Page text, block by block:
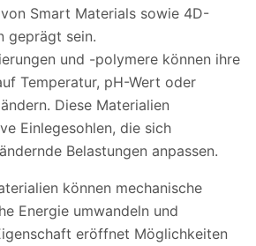
Smart Materials sowie 4D-
geprägt sein.
und -polymere können ihre
Temperatur, pH-Wert oder
Diese Materialien
Einlegesohlen, die sich
Belastungen anpassen.
können mechanische
Energie umwandeln und
eröffnet Möglichkeiten